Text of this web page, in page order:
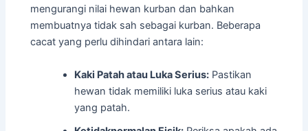
mengurangi nilai hewan kurban dan bahkan
membuatnya tidak sah sebagai kurban. Beberapa
cacat yang perlu dihindari antara lain:
Kaki Patah atau Luka Serius: Pastikan
hewan tidak memiliki luka serius atau kaki
yang patah.